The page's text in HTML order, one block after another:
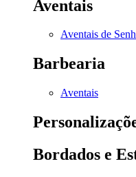
Aventais
Aventais de
Barbearia
Aventais
Bordados e